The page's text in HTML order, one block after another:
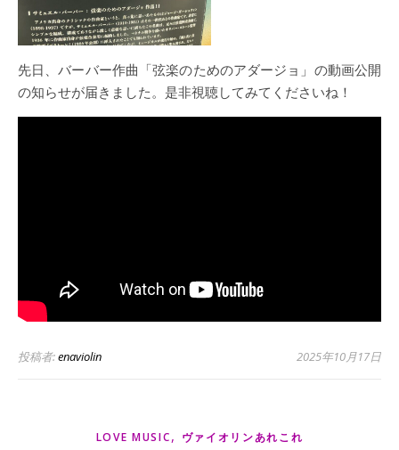
先日、バーバー作曲「弦楽のためのアダージョ」の動画公開
の知らせが届きました。是非視聴してみてくださいね！
投稿者:enaviolin 2025年10月17日
LOVE MUSIC, ヴァイオリンあれこれ